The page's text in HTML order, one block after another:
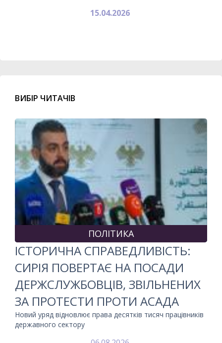
15.04.2026
ВИБІР ЧИТАЧІВ
ПОЛІТИКА
ІСТОРИЧНА СПРАВЕДЛИВІСТЬ:
СИРІЯ ПОВЕРТАЄ НА ПОСАДИ
ДЕРЖСЛУЖБОВЦІВ, ЗВІЛЬНЕНИХ
ЗА ПРОТЕСТИ ПРОТИ АСАДА
Новий уряд відновлює права десятків тисяч працівників
державного сектору